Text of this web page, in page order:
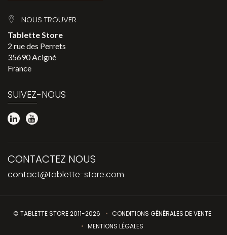
NOUS TROUVER
Tablette Store
2 rue des Perrets
35690 Acigné
France
SUIVEZ-NOUS
CONTACTEZ NOUS
contact@tablette-store.com
© TABLETTE STORE 2011-2026
CONDITIONS GÉNÉRALES DE VENTE
MENTIONS LÉGALES